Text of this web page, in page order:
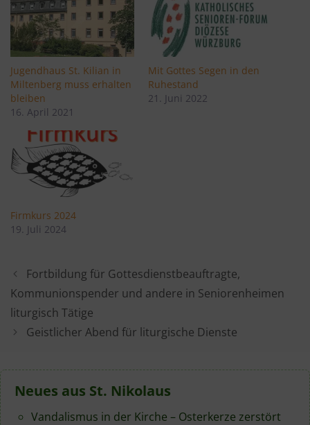
Jugendhaus St. Kilian in
Miltenberg muss erhalten
bleiben
16. April 2021
Mit Gottes Segen in den
Ruhestand
21. Juni 2022
Firmkurs 2024
19. Juli 2024
Fortbildung für Gottesdienstbeauftragte,
Kommunionspender und andere in Seniorenheimen
liturgisch Tätige
Geistlicher Abend für liturgische Dienste
Neues aus St. Nikolaus
Vandalismus in der Kirche – Osterkerze zerstört